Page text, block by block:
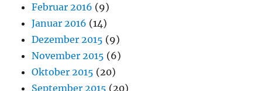
Februar 2016 (9)
Januar 2016 (14)
Dezember 2015 (9)
November 2015 (6)
Oktober 2015 (20)
September 2015 (20)